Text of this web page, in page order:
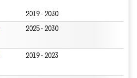
2019 - 2030
2025 - 2030
2019 - 2023